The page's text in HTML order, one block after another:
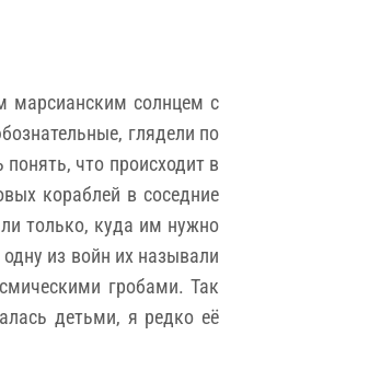
марсианским солнцем с
глядели по
что происходит в
кораблей в соседние
только, куда им нужно
из войн их называли
гробами. Так
детьми, я редко её